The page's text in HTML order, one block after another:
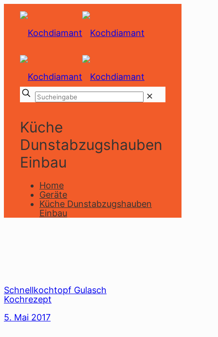
✕
Küche
Dunstabzugshauben
Einbau
Home
Geräte
Küche Dunstabzugshauben
Einbau
Schnellkochtopf Gulasch
Kochrezept
5. Mai 2017